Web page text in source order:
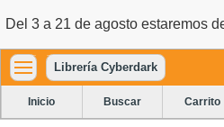
Del 3 a 21 de agosto estaremos
Librería Cyberdark
Inicio Buscar Carrito